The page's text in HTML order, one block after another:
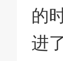
的
进